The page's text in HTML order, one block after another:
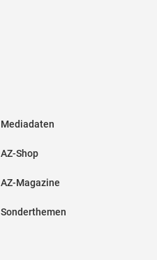
Mediadaten
AZ-Shop
AZ-Magazine
Sonderthemen